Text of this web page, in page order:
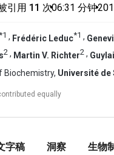
引用 11 次•06:31 分钟•
1 , Frédéric Leduc*1 ,
2 , Martin V. Richter2 ,
Biochemistry, Université de
equally
字稿 洞察 生物